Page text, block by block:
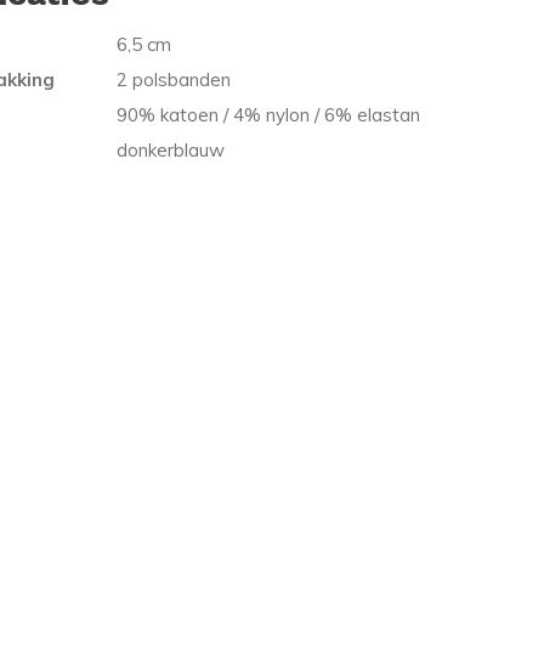
6,5 cm
2 polsbanden
90% katoen / 4% nylon / 6% elastan
donkerblauw